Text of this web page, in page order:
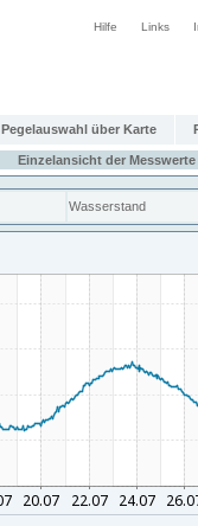
Hilfe Links
Pegelauswahl über Karte
Einzelansicht der
Wasserstand